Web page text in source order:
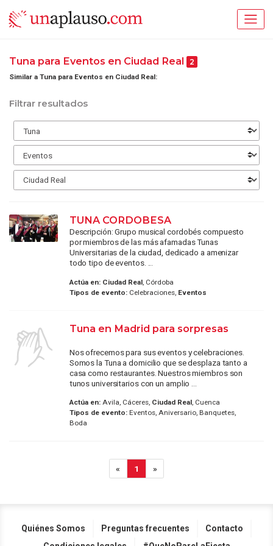
Tuna para Eventos en Ciudad Real 2
Similar a Tuna para Eventos en Ciudad Real:
Filtrar resultados
TUNA CORDOBESA
Descripción: Grupo musical cordobés compuesto
por miembros de las más afamadas Tunas
Universitarias de la ciudad, dedicado a amenizar
todo tipo de eventos. ...
Actúa en: Ciudad Real, Córdoba
Tipos de evento:Celebraciones, Eventos
Tuna en Madrid para sorpresas
Nos ofrecemos para sus eventos y celebraciones.
Somos la Tuna a domicilio que se desplaza tanto a
casa como restaurantes. Nuestros miembros son
tunos universitarios con un amplio ...
Actúa en:Avila, Cáceres, Ciudad Real, Cuenca
Tipos de evento:Eventos, Aniversario, Banquetes,
Boda
« 1 »
Quiénes Somos Preguntas frecuentes
Contacto